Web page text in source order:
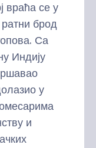
враћа се у
брод
Са
Индију
у
и